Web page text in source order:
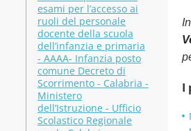
esami per l’accesso ai
ruoli del personale
docente della scuola
dell’infanzia e primaria
- AAAA- Infanzia posto
comune Decreto di
Scorrimento - Calabria -
Ministero
dell’Istruzione - Ufficio
Scolastico Regionale
I